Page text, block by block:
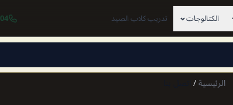
الكتالوجات تدريب كلاب الصيد 04 76 38 31 01
الرئيسية/